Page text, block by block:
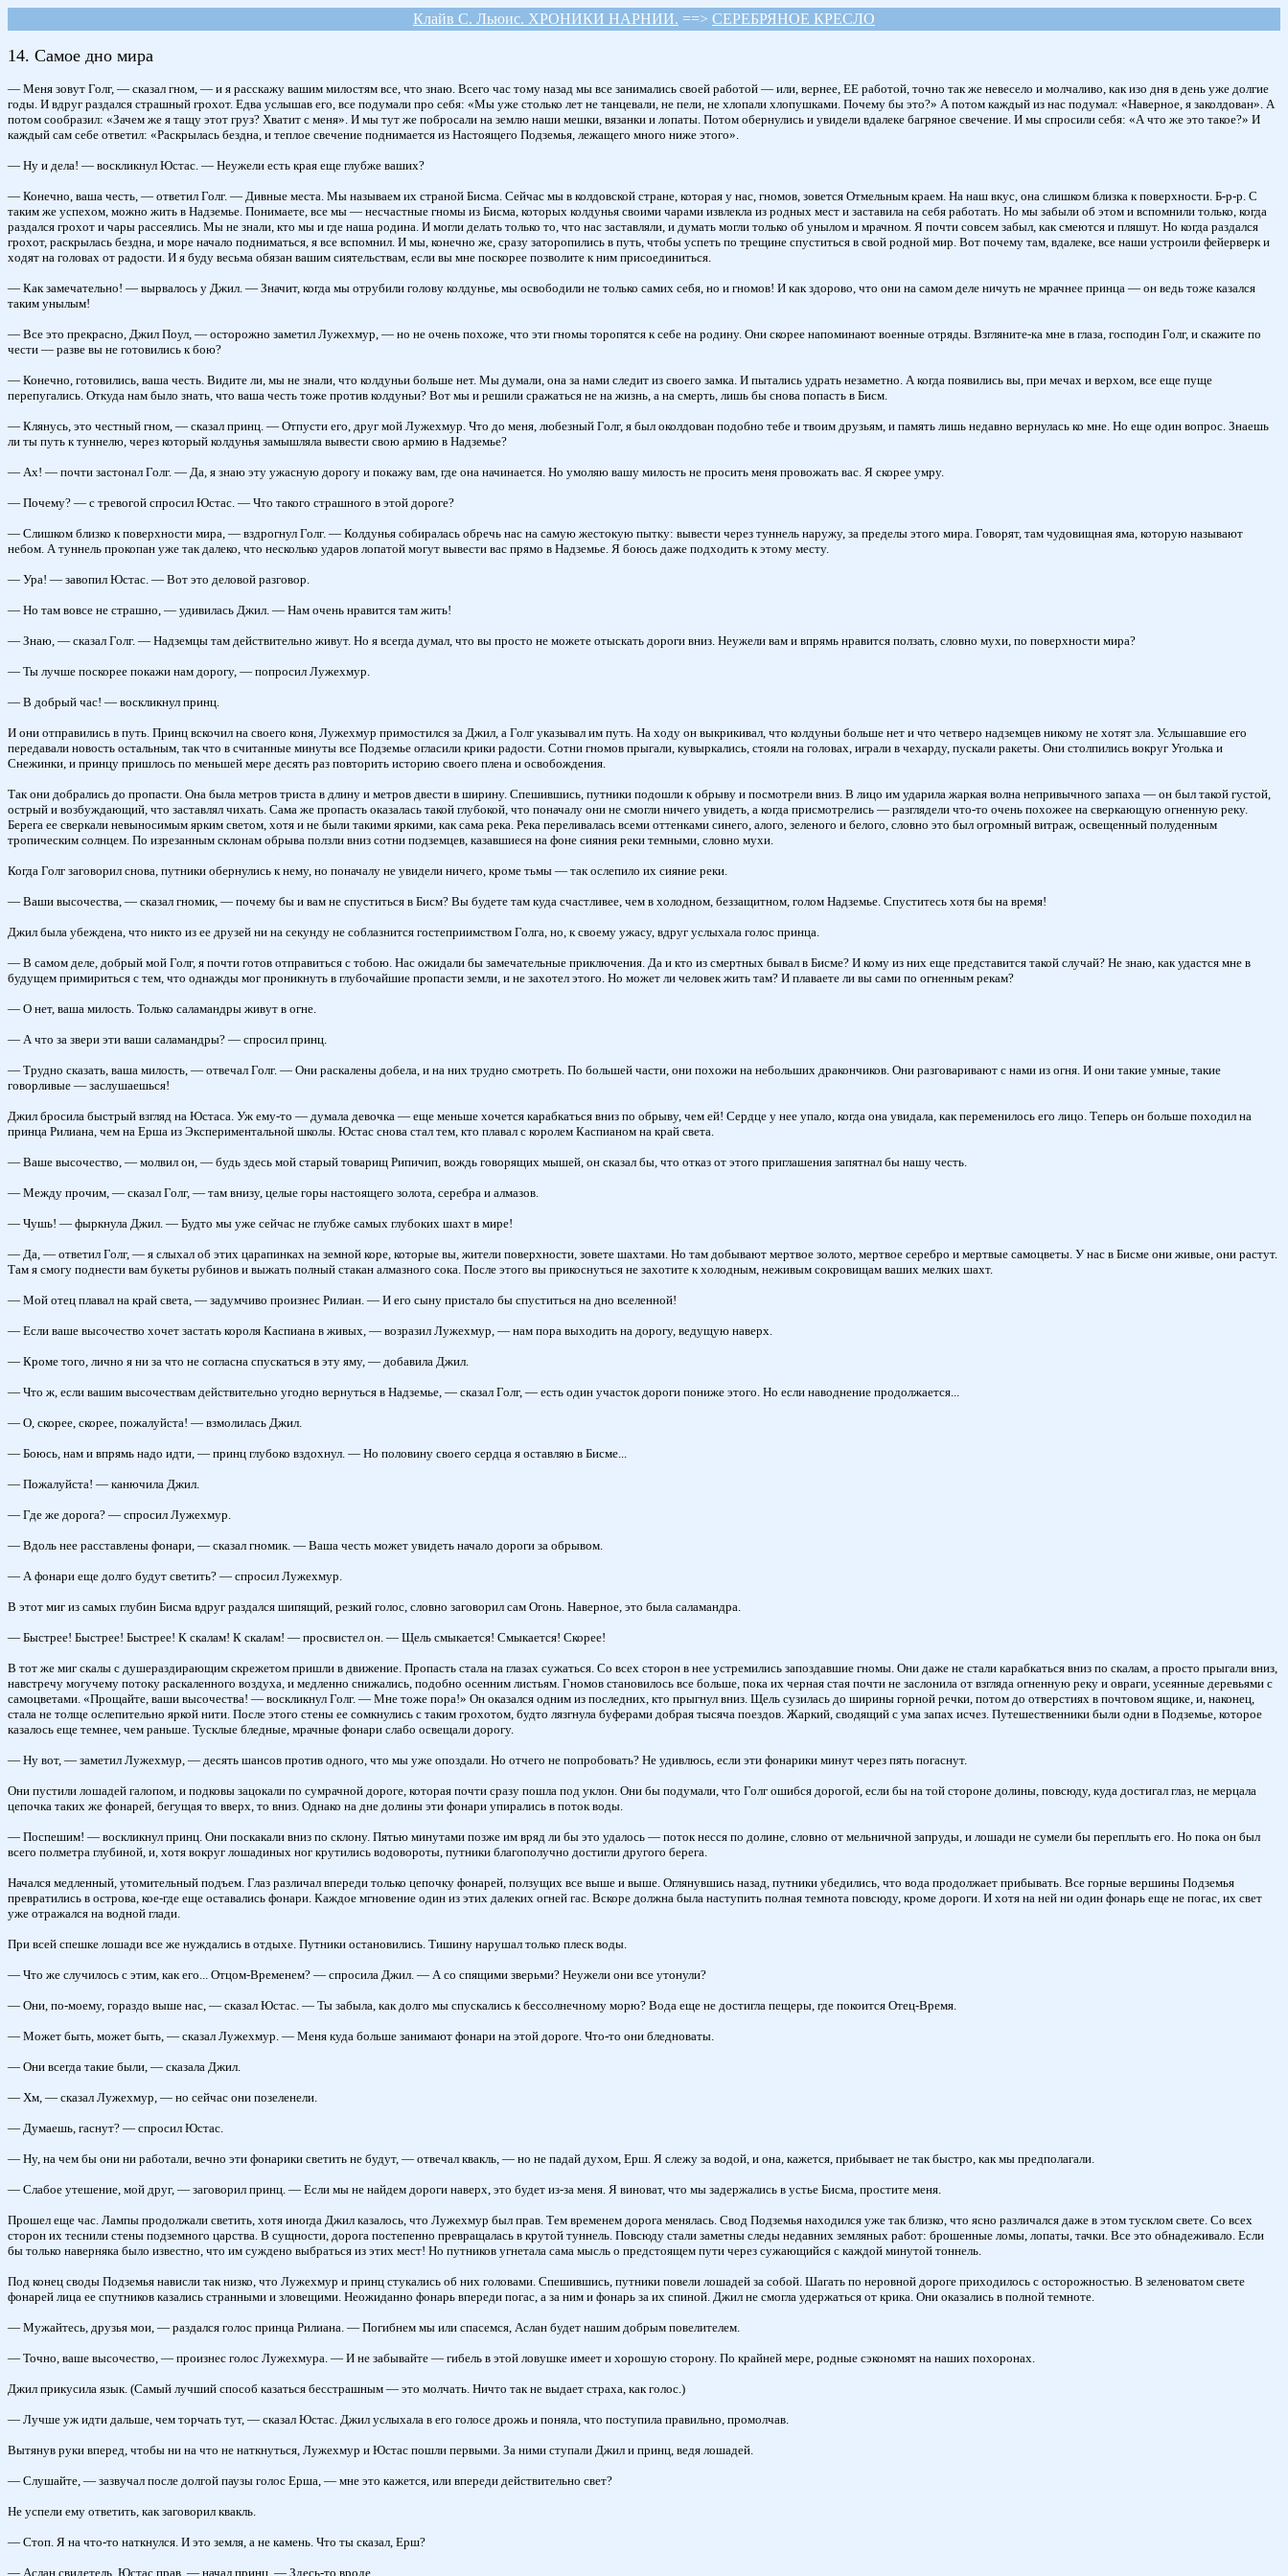
Клайв С. Льюис. ХРОНИКИ НАРНИИ. ==> СЕРЕБРЯНОЕ КРЕСЛО
14. Самое дно мира
— Меня зовут Голг, — сказал гном, — и я расскажу вашим милостям все, что знаю. Всего час тому назад мы все занимались своей работой — или, вернее, ЕЕ работой, точно так же невесело и молчаливо, как изо дня в день уже долгие
годы. И вдруг раздался страшный грохот. Едва услышав его, все подумали про себя: «Мы уже столько лет не танцевали, не пели, не хлопали хлопушками. Почему бы это?» А потом каждый из нас подумал: «Наверное, я заколдован». А
потом сообразил: «Зачем же я тащу этот груз? Хватит с меня». И мы тут же побросали на землю наши мешки, вязанки и лопаты. Потом обернулись и увидели вдалеке багряное свечение. И мы спросили себя: «А что же это такое?» И
каждый сам себе ответил: «Раскрылась бездна, и теплое свечение поднимается из Настоящего Подземья, лежащего много ниже этого».
— Ну и дела! — воскликнул Юстас. — Неужели есть края еще глубже ваших?
— Конечно, ваша честь, — ответил Голг. — Дивные места. Мы называем их страной Бисма. Сейчас мы в колдовской стране, которая у нас, гномов, зовется Отмельным краем. На наш вкус, она слишком близка к поверхности. Б-р-р. С
таким же успехом, можно жить в Надземье. Понимаете, все мы — несчастные гномы из Бисма, которых колдунья своими чарами извлекла из родных мест и заставила на себя работать. Но мы забыли об этом и вспомнили только, когда
раздался грохот и чары рассеялись. Мы не знали, кто мы и где наша родина. И могли делать только то, что нас заставляли, и думать могли только об унылом и мрачном. Я почти совсем забыл, как смеются и пляшут. Но когда раздался
грохот, раскрылась бездна, и море начало подниматься, я все вспомнил. И мы, конечно же, сразу заторопились в путь, чтобы успеть по трещине спуститься в свой родной мир. Вот почему там, вдалеке, все наши устроили фейерверк и
ходят на головах от радости. И я буду весьма обязан вашим сиятельствам, если вы мне поскорее позволите к ним присоединиться.
— Как замечательно! — вырвалось у Джил. — Значит, когда мы отрубили голову колдунье, мы освободили не только самих себя, но и гномов! И как здорово, что они на самом деле ничуть не мрачнее принца — он ведь тоже казался
таким унылым!
— Все это прекрасно, Джил Поул, — осторожно заметил Лужехмур, — но не очень похоже, что эти гномы торопятся к себе на родину. Они скорее напоминают военные отряды. Взгляните-ка мне в глаза, господин Голг, и скажите по
чести — разве вы не готовились к бою?
— Конечно, готовились, ваша честь. Видите ли, мы не знали, что колдуньи больше нет. Мы думали, она за нами следит из своего замка. И пытались удрать незаметно. А когда появились вы, при мечах и верхом, все еще пуще
перепугались. Откуда нам было знать, что ваша честь тоже против колдуньи? Вот мы и решили сражаться не на жизнь, а на смерть, лишь бы снова попасть в Бисм.
— Клянусь, это честный гном, — сказал принц. — Отпусти его, друг мой Лужехмур. Что до меня, любезный Голг, я был околдован подобно тебе и твоим друзьям, и память лишь недавно вернулась ко мне. Но еще один вопрос. Знаешь
ли ты путь к туннелю, через который колдунья замышляла вывести свою армию в Надземье?
— Ах! — почти застонал Голг. — Да, я знаю эту ужасную дорогу и покажу вам, где она начинается. Но умоляю вашу милость не просить меня провожать вас. Я скорее умру.
— Почему? — с тревогой спросил Юстас. — Что такого страшного в этой дороге?
— Слишком близко к поверхности мира, — вздрогнул Голг. — Колдунья собиралась обречь нас на самую жестокую пытку: вывести через туннель наружу, за пределы этого мира. Говорят, там чудовищная яма, которую называют
небом. А туннель прокопан уже так далеко, что несколько ударов лопатой могут вывести вас прямо в Надземье. Я боюсь даже подходить к этому месту.
— Ура! — завопил Юстас. — Вот это деловой разговор.
— Но там вовсе не страшно, — удивилась Джил. — Нам очень нравится там жить!
— Знаю, — сказал Голг. — Надземцы там действительно живут. Но я всегда думал, что вы просто не можете отыскать дороги вниз. Неужели вам и впрямь нравится ползать, словно мухи, по поверхности мира?
— Ты лучше поскорее покажи нам дорогу, — попросил Лужехмур.
— В добрый час! — воскликнул принц.
И они отправились в путь. Принц вскочил на своего коня, Лужехмур примостился за Джил, а Голг указывал им путь. На ходу он выкрикивал, что колдуньи больше нет и что четверо надземцев никому не хотят зла. Услышавшие его
передавали новость остальным, так что в считанные минуты все Подземье огласили крики радости. Сотни гномов прыгали, кувыркались, стояли на головах, играли в чехарду, пускали ракеты. Они столпились вокруг Уголька и
Снежинки, и принцу пришлось по меньшей мере десять раз повторить историю своего плена и освобождения.
Так они добрались до пропасти. Она была метров триста в длину и метров двести в ширину. Спешившись, путники подошли к обрыву и посмотрели вниз. В лицо им ударила жаркая волна непривычного запаха — он был такой густой,
острый и возбуждающий, что заставлял чихать. Сама же пропасть оказалась такой глубокой, что поначалу они не смогли ничего увидеть, а когда присмотрелись — разглядели что-то очень похожее на сверкающую огненную реку.
Берега ее сверкали невыносимым ярким светом, хотя и не были такими яркими, как сама река. Река переливалась всеми оттенками синего, алого, зеленого и белого, словно это был огромный витраж, освещенный полуденным
тропическим солнцем. По изрезанным склонам обрыва ползли вниз сотни подземцев, казавшиеся на фоне сияния реки темными, словно мухи.
Когда Голг заговорил снова, путники обернулись к нему, но поначалу не увидели ничего, кроме тьмы — так ослепило их сияние реки.
— Ваши высочества, — сказал гномик, — почему бы и вам не спуститься в Бисм? Вы будете там куда счастливее, чем в холодном, беззащитном, голом Надземье. Спуститесь хотя бы на время!
Джил была убеждена, что никто из ее друзей ни на секунду не соблазнится гостеприимством Голга, но, к своему ужасу, вдруг услыхала голос принца.
— В самом деле, добрый мой Голг, я почти готов отправиться с тобою. Нас ожидали бы замечательные приключения. Да и кто из смертных бывал в Бисме? И кому из них еще представится такой случай? Не знаю, как удастся мне в
будущем примириться с тем, что однажды мог проникнуть в глубочайшие пропасти земли, и не захотел этого. Но может ли человек жить там? И плаваете ли вы сами по огненным рекам?
— О нет, ваша милость. Только саламандры живут в огне.
— А что за звери эти ваши саламандры? — спросил принц.
— Трудно сказать, ваша милость, — отвечал Голг. — Они раскалены добела, и на них трудно смотреть. По большей части, они похожи на небольших дракончиков. Они разговаривают с нами из огня. И они такие умные, такие
говорливые — заслушаешься!
Джил бросила быстрый взгляд на Юстаса. Уж ему-то — думала девочка — еще меньше хочется карабкаться вниз по обрыву, чем ей! Сердце у нее упало, когда она увидала, как переменилось его лицо. Теперь он больше походил на
принца Рилиана, чем на Ерша из Экспериментальной школы. Юстас снова стал тем, кто плавал с королем Каспианом на край света.
— Ваше высочество, — молвил он, — будь здесь мой старый товарищ Рипичип, вождь говорящих мышей, он сказал бы, что отказ от этого приглашения запятнал бы нашу честь.
— Между прочим, — сказал Голг, — там внизу, целые горы настоящего золота, серебра и алмазов.
— Чушь! — фыркнула Джил. — Будто мы уже сейчас не глубже самых глубоких шахт в мире!
— Да, — ответил Голг, — я слыхал об этих царапинках на земной коре, которые вы, жители поверхности, зовете шахтами. Но там добывают мертвое золото, мертвое серебро и мертвые самоцветы. У нас в Бисме они живые, они растут.
Там я смогу поднести вам букеты рубинов и выжать полный стакан алмазного сока. После этого вы прикоснуться не захотите к холодным, неживым сокровищам ваших мелких шахт.
— Мой отец плавал на край света, — задумчиво произнес Рилиан. — И его сыну пристало бы спуститься на дно вселенной!
— Если ваше высочество хочет застать короля Каспиана в живых, — возразил Лужехмур, — нам пора выходить на дорогу, ведущую наверх.
— Кроме того, лично я ни за что не согласна спускаться в эту яму, — добавила Джил.
— Что ж, если вашим высочествам действительно угодно вернуться в Надземье, — сказал Голг, — есть один участок дороги пониже этого. Но если наводнение продолжается...
— О, скорее, скорее, пожалуйста! — взмолилась Джил.
— Боюсь, нам и впрямь надо идти, — принц глубоко вздохнул. — Но половину своего сердца я оставляю в Бисме...
— Пожалуйста! — канючила Джил.
— Где же дорога? — спросил Лужехмур.
— Вдоль нее расставлены фонари, — сказал гномик. — Ваша честь может увидеть начало дороги за обрывом.
— А фонари еще долго будут светить? — спросил Лужехмур.
В этот миг из самых глубин Бисма вдруг раздался шипящий, резкий голос, словно заговорил сам Огонь. Наверное, это была саламандра.
— Быстрее! Быстрее! Быстрее! К скалам! К скалам! — просвистел он. — Щель смыкается! Смыкается! Скорее!
В тот же миг скалы с душераздирающим скрежетом пришли в движение. Пропасть стала на глазах сужаться. Со всех сторон в нее устремились запоздавшие гномы. Они даже не стали карабкаться вниз по скалам, а просто прыгали вниз,
навстречу могучему потоку раскаленного воздуха, и медленно снижались, подобно осенним листьям. Гномов становилось все больше, пока их черная стая почти не заслонила от взгляда огненную реку и овраги, усеянные деревьями с
самоцветами. «Прощайте, ваши высочества! — воскликнул Голг. — Мне тоже пора!» Он оказался одним из последних, кто прыгнул вниз. Щель сузилась до ширины горной речки, потом до отверстиях в почтовом ящике, и, наконец,
стала не толще ослепительно яркой нити. После этого стены ее сомкнулись с таким грохотом, будто лязгнула буферами добрая тысяча поездов. Жаркий, сводящий с ума запах исчез. Путешественники были одни в Подземье, которое
казалось еще темнее, чем раньше. Тусклые бледные, мрачные фонари слабо освещали дорогу.
— Ну вот, — заметил Лужехмур, — десять шансов против одного, что мы уже опоздали. Но отчего не попробовать? Не удивлюсь, если эти фонарики минут через пять погаснут.
Они пустили лошадей галопом, и подковы зацокали по сумрачной дороге, которая почти сразу пошла под уклон. Они бы подумали, что Голг ошибся дорогой, если бы на той стороне долины, повсюду, куда достигал глаз, не мерцала
цепочка таких же фонарей, бегущая то вверх, то вниз. Однако на дне долины эти фонари упирались в поток воды.
— Поспешим! — воскликнул принц. Они поскакали вниз по склону. Пятью минутами позже им вряд ли бы это удалось — поток несся по долине, словно от мельничной запруды, и лошади не сумели бы переплыть его. Но пока он был
всего полметра глубиной, и, хотя вокруг лошадиных ног крутились водовороты, путники благополучно достигли другого берега.
Начался медленный, утомительный подъем. Глаз различал впереди только цепочку фонарей, ползущих все выше и выше. Оглянувшись назад, путники убедились, что вода продолжает прибывать. Все горные вершины Подземья
превратились в острова, кое-где еще оставались фонари. Каждое мгновение один из этих далеких огней гас. Вскоре должна была наступить полная темнота повсюду, кроме дороги. И хотя на ней ни один фонарь еще не погас, их свет
уже отражался на водной глади.
При всей спешке лошади все же нуждались в отдыхе. Путники остановились. Тишину нарушал только плеск воды.
— Что же случилось с этим, как его... Отцом-Временем? — спросила Джил. — А со спящими зверьми? Неужели они все утонули?
— Они, по-моему, гораздо выше нас, — сказал Юстас. — Ты забыла, как долго мы спускались к бессолнечному морю? Вода еще не достигла пещеры, где покоится Отец-Время.
— Может быть, может быть, — сказал Лужехмур. — Меня куда больше занимают фонари на этой дороге. Что-то они бледноваты.
— Они всегда такие были, — сказала Джил.
— Хм, — сказал Лужехмур, — но сейчас они позеленели.
— Думаешь, гаснут? — спросил Юстас.
— Ну, на чем бы они ни работали, вечно эти фонарики светить не будут, — отвечал квакль, — но не падай духом, Ерш. Я слежу за водой, и она, кажется, прибывает не так быстро, как мы предполагали.
— Слабое утешение, мой друг, — заговорил принц. — Если мы не найдем дороги наверх, это будет из-за меня. Я виноват, что мы задержались в устье Бисма, простите меня.
Прошел еще час. Лампы продолжали светить, хотя иногда Джил казалось, что Лужехмур был прав. Тем временем дорога менялась. Свод Подземья находился уже так близко, что ясно различался даже в этом тусклом свете. Со всех
сторон их теснили стены подземного царства. В сущности, дорога постепенно превращалась в крутой туннель. Повсюду стали заметны следы недавних земляных работ: брошенные ломы, лопаты, тачки. Все это обнадеживало. Если
бы только наверняка было известно, что им суждено выбраться из этих мест! Но путников угнетала сама мысль о предстоящем пути через сужающийся с каждой минутой тоннель.
Под конец своды Подземья нависли так низко, что Лужехмур и принц стукались об них головами. Спешившись, путники повели лошадей за собой. Шагать по неровной дороге приходилось с осторожностью. В зеленоватом свете
фонарей лица ее спутников казались странными и зловещими. Неожиданно фонарь впереди погас, а за ним и фонарь за их спиной. Джил не смогла удержаться от крика. Они оказались в полной темноте.
— Мужайтесь, друзья мои, — раздался голос принца Рилиана. — Погибнем мы или спасемся, Аслан будет нашим добрым повелителем.
— Точно, ваше высочество, — произнес голос Лужехмура. — И не забывайте — гибель в этой ловушке имеет и хорошую сторону. По крайней мере, родные сэкономят на наших похоронах.
Джил прикусила язык. (Самый лучший способ казаться бесстрашным — это молчать. Ничто так не выдает страха, как голос.)
— Лучше уж идти дальше, чем торчать тут, — сказал Юстас. Джил услыхала в его голосе дрожь и поняла, что поступила правильно, промолчав.
Вытянув руки вперед, чтобы ни на что не наткнуться, Лужехмур и Юстас пошли первыми. За ними ступали Джил и принц, ведя лошадей.
— Слушайте, — зазвучал после долгой паузы голос Ерша, — мне это кажется, или впереди действительно свет?
Не успели ему ответить, как заговорил квакль.
— Стоп. Я на что-то наткнулся. И это земля, а не камень. Что ты сказал, Ерш?
— Аслан свидетель, Юстас прав, — начал принц. — Здесь-то вроде...